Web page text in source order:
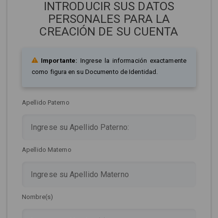
INTRODUCIR SUS DATOS
PERSONALES PARA LA
CREACIÓN DE SU CUENTA
Importante: Ingrese la información exactamente
como figura en su Documento de Identidad.
Apellido Paterno
Apellido Materno
Nombre(s)